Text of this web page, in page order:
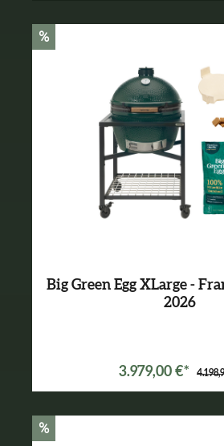
%
Big Green Egg XLarge -
2026
3.979,00 €*
%